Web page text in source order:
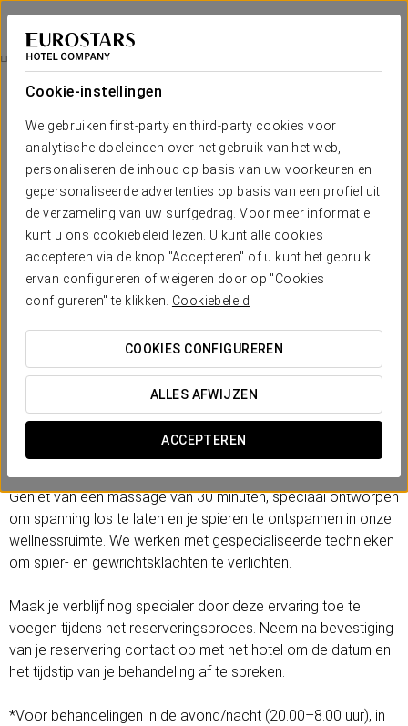
Cookie-instellingen
We gebruiken first-party en third-party cookies voor
analytische doeleinden over het gebruik van het web,
personaliseren de inhoud op basis van uw voorkeuren en
gepersonaliseerde advertenties op basis van een profiel uit
de verzameling van uw surfgedrag. Voor meer informatie
kunt u ons cookiebeleid lezen. U kunt alle cookies
accepteren via de knop "Accepteren" of u kunt het gebruik
ervan configureren of weigeren door op "Cookies
configureren" te klikken. Cookiebeleid
COOKIES CONFIGUREREN
ALLES AFWIJZEN
ACCEPTEREN
Eurostars Pamplona
PAMPLONA
Zenmassage
€ 50
Zenmassage
Je lichaam vraagt erom. Gun het de ontspanning die het
verdient.
Laat de drukte, de dagelijkse routine en alle verplichtingen
achter je. Gun jezelf een moment van rust om weer in balans
te komen.
Geniet van een massage van 30 minuten, speciaal ontworpen
om spanning los te laten en je spieren te ontspannen in onze
wellnessruimte. We werken met gespecialiseerde technieken
om spier- en gewrichtsklachten te verlichten.
Maak je verblijf nog specialer door deze ervaring toe te
voegen tijdens het reserveringsproces. Neem na bevestiging
van je reservering contact op met het hotel om de datum en
het tijdstip van je behandeling af te spreken.
*Voor behandelingen in de avond/nacht (20.00–8.00 uur), in